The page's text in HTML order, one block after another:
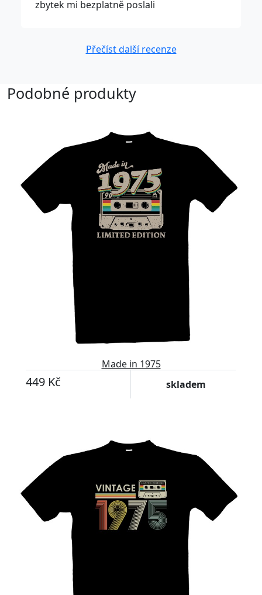
zbytek mi bezplatně poslali
Přečíst další recenze
Podobné produkty
Made in 1975
449 Kč skladem